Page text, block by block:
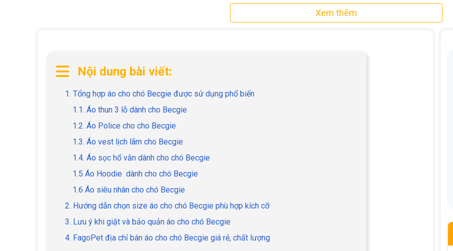
Xem thêm
Nội dung bài viết:
1. Tổng hợp áo cho chó Becgie được sử dụng phổ biến
1.1. Áo thun 3 lỗ dành cho Becgie
1.2. Áo Police cho cho Becgie
1.3. Áo vest lịch lãm cho Becgie
1.4. Áo sọc hổ vằn dành cho chó Becgie
1.5 Áo Hoodie dành cho chó Becgie
1.6 Áo siêu nhân cho chó Becgie
2. Hướng dẫn chọn size áo cho chó Becgie phù hợp kích cỡ
3. Lưu ý khi giặt và bảo quản áo cho chó Becgie
4. FagoPet địa chỉ bán áo cho chó Becgie giá rẻ, chất lượng